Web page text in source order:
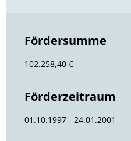
Fördersumme
102.258,40 €
Förderzeitraum
01.10.1997 - 24.01.2001